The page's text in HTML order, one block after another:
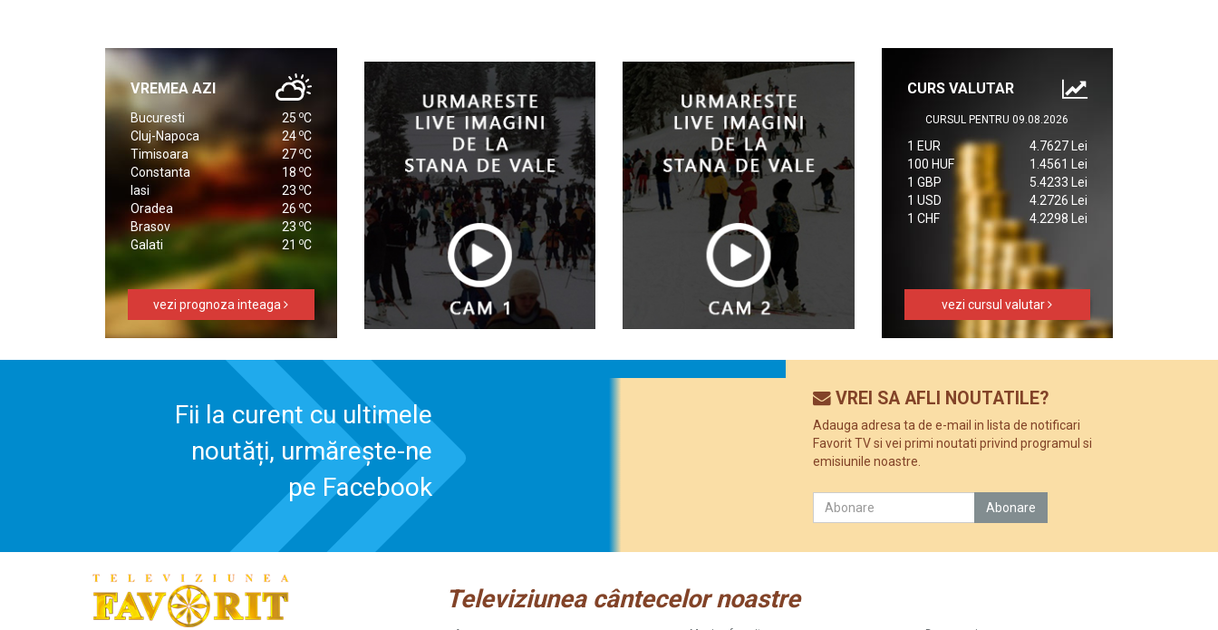
VREMEA AZI
Bucuresti 25 oC
Cluj-Napoca
24 oC
Timisoara
27oC
Constanta
18 oC
Iasi
23 oC
Oradea
26 oC
Brasov
23 oC
Galati
21 oC
vezi prognoza inteaga
CURS VALUTAR
CURSUL PENTRU 09.08.2026
1 EUR
4.7627 Lei
100 HUF
1.4561 Lei
1 GBP
5.4233 Lei
1 USD
4.2726 Lei
1 CHF
4.2298 Lei
vezi cursul valutar
Fii la curent cu ultimele
noutăți, urmărește-ne
pe Facebook
VREI SA AFLI NOUTATILE?
Adauga adresa ta de e-mail in lista de notificari
Favorit TV si vei primi noutati privind programul si
emisiunile noastre.
Televiziunea cântecelor noastre